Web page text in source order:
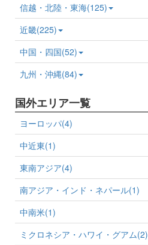
信越・北陸・東海(125)
近畿(225)
中国・四国(52)
九州・沖縄(84)
国外エリア一覧
ヨーロッパ(4)
中近東(1)
東南アジア(4)
南アジア・インド・ネパール(1)
中南米(1)
ミクロネシア・ハワイ・グアム(2)